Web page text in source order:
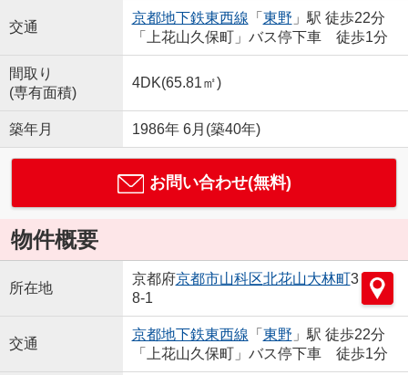
交通
京都地下鉄東西線 「 東野 」駅 徒歩22分
「上花山久保町」バス停下車 徒歩1分
間取り
(専有面積)
4DK(65.81㎡)
築年月 1986年 6月(築40年)
お問い合わせ(無料)
物件概要
所在地
京都府京都市山科区北花山大林町3
8-1
交通
京都地下鉄東西線 「 東野 」駅 徒歩22分
「上花山久保町」バス停下車 徒歩1分